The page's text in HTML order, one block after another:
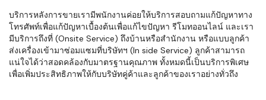
บริการหลังการขายเรามีพนักงานค่อยให้บริการสอบถามแก้ปัญหาทาง
โทรศัพท์เพื่อแก้ปัญหาเบื้องต้นเพื่อแก้ไขปัญหา รีโมทออนไลน์ และเรา
มีบริการถึงที่ (Onsite Service) ถึงบ้านหรือสำนักงาน หรือแบบลูกค้า
ส่งเครื่องเข้ามาซ่อมแซมที่บริษัทฯ (In side Service) ลูกค้าสามารถ
แน่ใจได้ว่าสอดคล้องกับมาตรฐานคุณภาพ ทั้งหมดนี้เป็นบริการพิเศษ
เพื่อเพิ่มประสิทธิภาพให้กับบริษัทคู่ค้าและลูกค้าของเราอย่างทั่วถึง